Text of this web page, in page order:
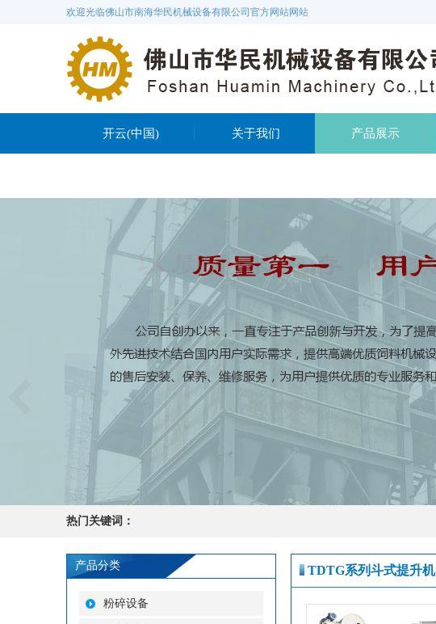
欢迎光临佛山市南海华民机械设备有限公司官方网站网站
开云(中国) 关于我们 产品展示
热门关键词：
产品分类
粉碎设备
TDTG系列斗式提升机